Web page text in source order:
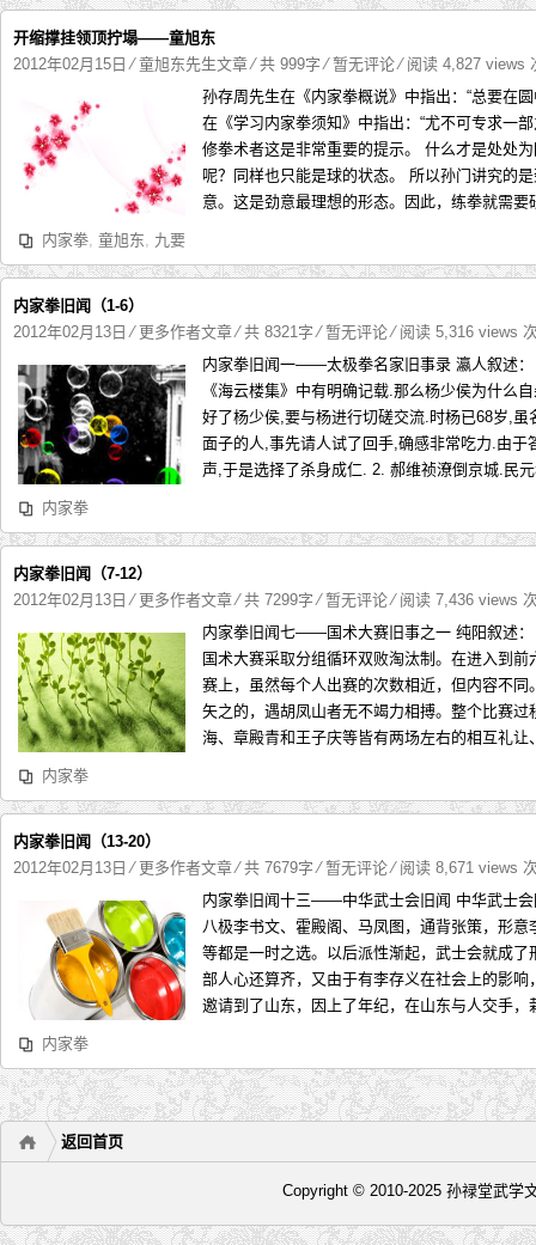
开缩撑挂领顶拧塌——童旭东
2012年02月15日 ⁄童旭东先生文章⁄ 共 999字⁄暂无评论⁄ 阅读 4,827 views
孙存周先生在《内家拳概说》中指出：“总要在
在《学习内家拳须知》中指出：“尤不可专求一
修拳术者这是非常重要的提示。 什么才是处处
呢？同样也只能是球的状态。 所以孙门讲究的
意。这是劲意最理想的形态。因此，练拳就需
内家拳, 童旭东, 九要
内家拳旧闻（1-6）
2012年02月13日 ⁄ 更多作者文章⁄ 共 8321字⁄暂无评论⁄ 阅读 5,316 views
内家拳旧闻一——太极拳名家旧事录 瀛人叙述
《海云楼集》中有明确记载.那么杨少侯为什么
好了杨少侯,要与杨进行切磋交流.时杨已68岁,
面子的人,事先请人试了回手,确感非常吃力.由
声,于是选择了杀身成仁. 2. 郝维祯潦倒京城.民
内家拳
内家拳旧闻（7-12）
2012年02月13日 ⁄ 更多作者文章⁄ 共 7299字⁄暂无评论⁄ 阅读 7,436 views
内家拳旧闻七——国术大赛旧事之一 纯阳叙述
国术大赛采取分组循环双败淘汰制。在进入到
赛上，虽然每个人出赛的次数相近，但内容不
矢之的，遇胡凤山者无不竭力相搏。整个比赛
海、章殿青和王子庆等皆有两场左右的相互礼
内家拳
内家拳旧闻（13-20）
2012年02月13日 ⁄ 更多作者文章⁄ 共 7679字⁄暂无评论⁄ 阅读 8,671 views
内家拳旧闻十三——中华武士会旧闻 中华武士
八极李书文、霍殿阁、马凤图，通背张策，形
等都是一时之选。以后派性渐起，武士会就成
部人心还算齐，又由于有李存义在社会上的影
邀请到了山东，因上了年纪，在山东与人交手，
内家拳
返回首页
Copyright © 2010-2025 孙禄堂武